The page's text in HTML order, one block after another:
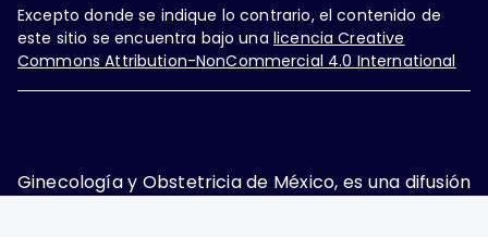
Excepto donde se indique lo contrario, el contenido de
este sitio se encuentra bajo una licencia Creative
Commons Attribution-NonCommercial 4.0 International
Ginecología y Obstetricia de México, es una difusión